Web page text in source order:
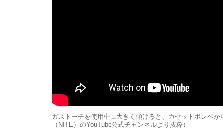
ガストーチを使用中に大きく傾けると、カセットボンベ
（NITE）のYouTube公式チャンネルより抜粋）